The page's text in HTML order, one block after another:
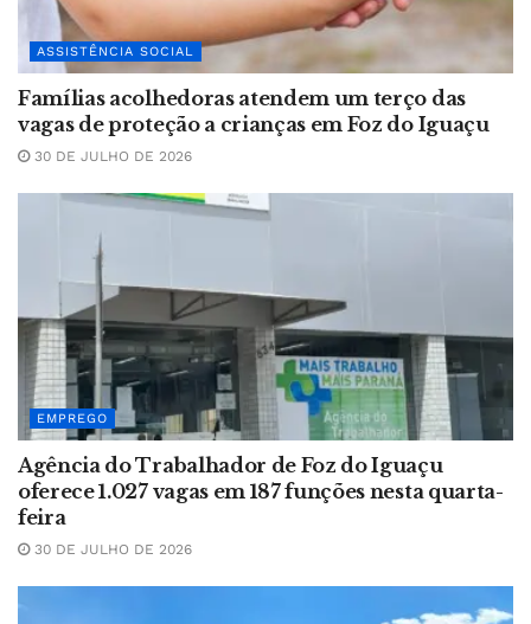
ASSISTÊNCIA SOCIAL
Famílias acolhedoras atendem um terço das
vagas de proteção a crianças em Foz do Iguaçu
30 DE JULHO DE 2026
EMPREGO
Agência do Trabalhador de Foz do Iguaçu
oferece 1.027 vagas em 187 funções nesta quarta-
feira
30 DE JULHO DE 2026